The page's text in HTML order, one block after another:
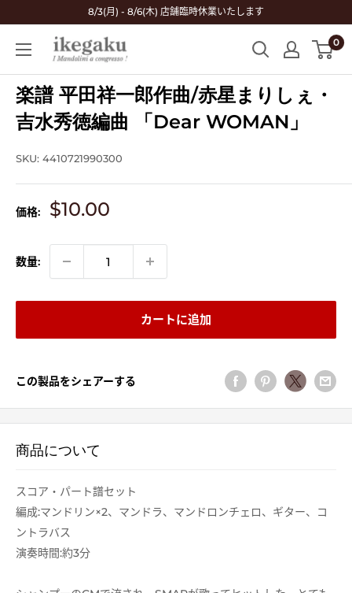
ン
8/3(月) - 8/6(木) 店舗臨時休業いたします
Mandolin
&
Guitar
Shop
ikegaku
0
楽譜 平田祥一郎作曲/赤星まりしぇ・
吉水秀徳編曲 「Dear WOMAN」
SKU: 4410721990300
価格:
販
価
格
$10.00
数量:
カートに追加
この製品をシェアーする
商品について
スコア・パート譜セット
編成:マンドリン×2、マンドラ、マンドロンチェロ、ギター、コ
ントラバス
演奏時間:約3分